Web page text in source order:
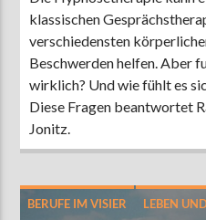
klassischen
verschiedensten
Beschwerden helfen. Aber
wirklich? Und wie fühlt es
Diese Fragen beantwortet
Jonitz.
BERUFE IM VISIER LEBEN